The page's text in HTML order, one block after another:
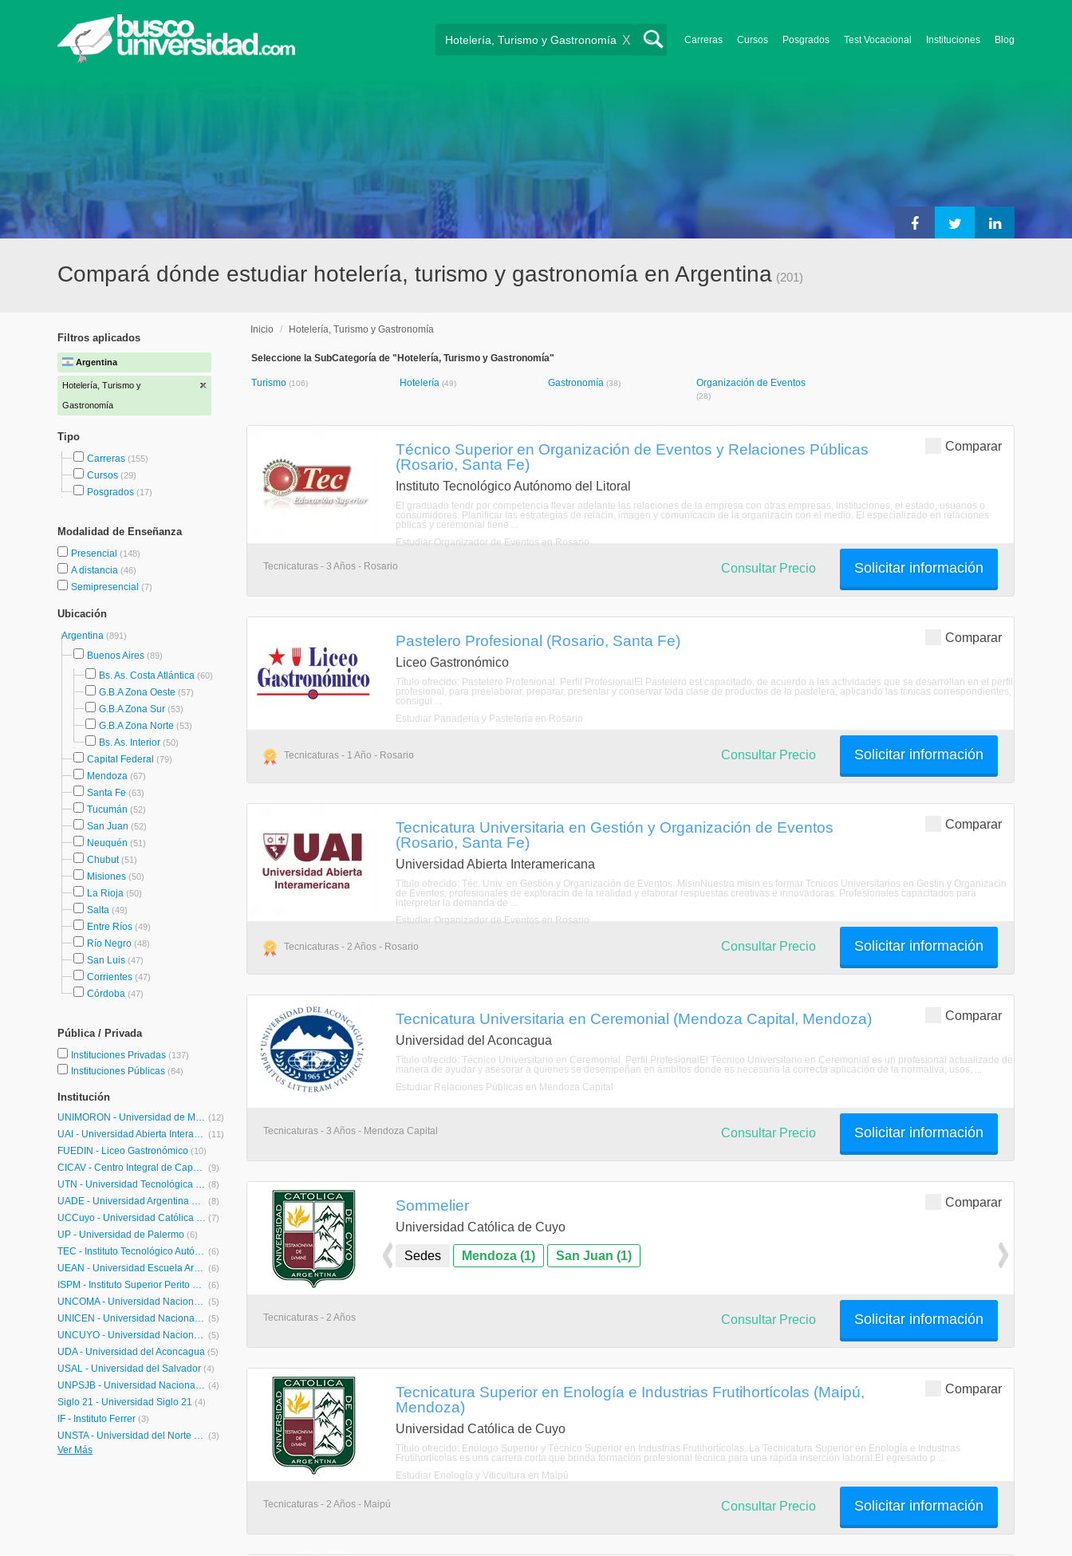
Carreras Cursos Posgrados Test Vocacional Instituciones Blog
X
Compará dónde estudiar hotelería, turismo y gastronomía en Argentina (201)
Filtros aplicados
Argentina
Hotelería, Turismo y
Gastronomía
Tipo
Carreras (155)
Cursos (29)
Posgrados (17)
Modalidad de Enseñanza
Presencial (148)
A distancia (46)
Semipresencial (7)
Ubicación
Argentina (891)
Buenos Aires (89)
Bs. As. Costa Atlántica (60)
G.B.A Zona Oeste (57)
G.B.A Zona Sur (53)
G.B.A Zona Norte (53)
Bs. As. Interior (50)
Capital Federal (79)
Mendoza (67)
Santa Fe (63)
Tucumán (52)
San Juan (52)
Neuquén (51)
Chubut(51)
Misiones (50)
La Rioja (50)
Salta (49)
Entre Ríos (49)
Río Negro (48)
San Luis (47)
Corrientes (47)
Córdoba (47)
Pública / Privada
Instituciones Privadas (137)
Instituciones Públicas (64)
Institución
UNIMORÓN - Universidad de Morón (12)
UAI - Universidad Abierta Interamericana (11)
FUEDIN - Liceo Gastronómico (10)
CICAV - Centro Integral de Capacitación Virtual (9)
UTN - Universidad Tecnológica Nacional (8)
UADE - Universidad Argentina de la Empresa (8)
UCCuyo - Universidad Católica de Cuyo (7)
UP - Universidad de Palermo (6)
TEC - Instituto Tecnológico Autónomo del Litoral (6)
UEAN - Universidad Escuela Argentina de Negocios (6)
ISPM - Instituto Superior Perito Moreno (6)
UNCOMA - Universidad Nacional del Comahue (5)
UNICEN - Universidad Nacional del Centro de la Provincia de Buenos Aires (5)
UNCUYO - Universidad Nacional de Cuyo (5)
UDA - Universidad del Aconcagua (5)
USAL - Universidad del Salvador (4)
UNPSJB - Universidad Nacional de la Patagonia San Juan Bosco (4)
Siglo 21 - Universidad Siglo 21 (4)
IF - Instituto Ferrer (3)
UNSTA - Universidad del Norte Santo Tomás de Aquino (3)
Ver Más
Inicio / Hotelería, Turismo y Gastronomía
Seleccione la SubCategoría de "Hotelería, Turismo y Gastronomía"
Turismo (106) Hotelería (49) Gastronomía (38) Organización de Eventos
(28)
Comparar
Técnico Superior en Organización de Eventos y Relaciones Públicas
(Rosario, Santa Fe)
Instituto Tecnológico Autónomo del Litoral
El graduado tendr por competencia llevar adelante las relaciones de la empresa con otras empresas, instituciones, el estado, usuarios o
consumidores. Planificar las estrategias de relacin, imagen y comunicacin de la organizacin con el medio. El especializado en relaciones
pblicas y ceremonial tiene ...
Estudiar Organizador de Eventos en Rosario
Tecnicaturas - 3 Años - Rosario Solicitar información
Consultar Precio
Comparar
Pastelero Profesional (Rosario, Santa Fe)
Liceo Gastronómico
Título ofrecido: Pastelero Profesional. Perfil ProfesionalEl Pastelero est capacitado, de acuerdo a las actividades que se desarrollan en el perfil
profesional, para preelaborar, preparar, presentar y conservar toda clase de productos de la pastelera, aplicando las tcnicas correspondientes,
consigui ...
Estudiar Panadería y Pastelería en Rosario
Tecnicaturas - 1 Año - Rosario Solicitar información
Consultar Precio
Comparar
Tecnicatura Universitaria en Gestión y Organización de Eventos
(Rosario, Santa Fe)
Universidad Abierta Interamericana
Título ofrecido: Téc. Univ. en Gestión y Organización de Eventos. MisinNuestra misin es formar Tcnicos Universitarios en Gestin y Organizacin
de Eventos, profesionales de exploracin de la realidad y elaborar respuestas creativas e innovadoras. Profesionales capacitados para
interpretar la demanda de ...
Estudiar Organizador de Eventos en Rosario
Tecnicaturas - 2 Años - Rosario Solicitar información
Consultar Precio
Comparar
Tecnicatura Universitaria en Ceremonial (Mendoza Capital, Mendoza)
Universidad del Aconcagua
Título ofrecido: Técnico Universitario en Ceremonial. Perfil ProfesionalEl Técnico Universitario en Ceremonial es un profesional actualizado de
manera de ayudar y asesorar a quienes se desempeñan en ámbitos donde es necesaria la correcta aplicación de la normativa, usos, ...
Estudiar Relaciones Públicas en Mendoza Capital
Tecnicaturas - 3 Años - Mendoza Capital Solicitar información
Consultar Precio
Comparar
Sommelier
Universidad Católica de Cuyo
Sedes Mendoza (1) San Juan (1)
Tecnicaturas - 2 Años Solicitar información
Consultar Precio
Comparar
Tecnicatura Superior en Enología e Industrias Frutihortícolas (Maipú,
Mendoza)
Universidad Católica de Cuyo
Título ofrecido: Enólogo Superior y Técnico Superior en Industrias Frutihortícolas. La Tecnicatura Superior en Enología e Industrias
Frutihortícolas es una carrera corta que brinda formación profesional técnica para una rápida inserción laboral.El egresado p ...
Estudiar Enología y Viticultura en Maipú
Tecnicaturas - 2 Años - Maipú Solicitar información
Consultar Precio